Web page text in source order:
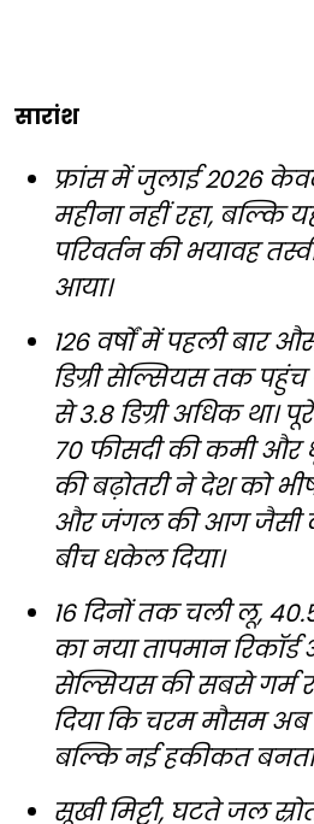
सारांश
फ्रांस में जुलाई 2026
महीना नहीं रहा, बल्कि
परिवर्तन की भयावह
आया।
126 वर्षों में पहली बार
डिग्री सेल्सियस तक पहुंच
से 3.8 डिग्री अधिक था।
70 फीसदी की कमी और
की बढ़ोतरी ने देश को
और जंगल की आग जैसी
बीच धकेल दिया।
16 दिनों तक चली लू,
का नया तापमान रिकॉर्ड
सेल्सियस की सबसे गर्म
दिया कि चरम मौसम अब
बल्कि नई हकीकत बनता
सूखी मिट्टी, घटते जल